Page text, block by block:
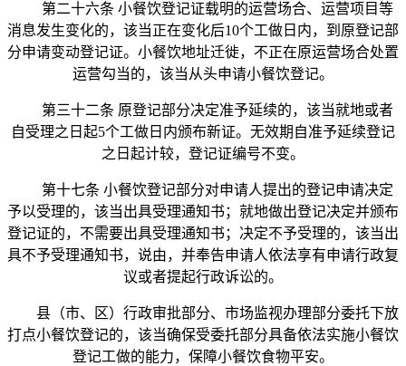
第二十六条 小餐饮登记证载明的运营场合、运营项目等
消息发生变化的，该当正在变化后10个工做日内，到原登记部
分申请变动登记证。小餐饮地址迁徙，不正在原运营场合处置
运营勾当的，该当从头申请小餐饮登记。
第三十二条 原登记部分决定准予延续的，该当就地或者
自受理之日起5个工做日内颁布新证。无效期自准予延续登记
之日起计较，登记证编号不变。
第十七条 小餐饮登记部分对申请人提出的登记申请决定
予以受理的，该当出具受理通知书；就地做出登记决定并颁布
登记证的，不需要出具受理通知书；决定不予受理的，该当出
具不予受理通知书，说由，并奉告申请人依法享有申请行政复
议或者提起行政诉讼的。
县（市、区）行政审批部分、市场监视办理部分委托下放
打点小餐饮登记的，该当确保受委托部分具备依法实施小餐饮
登记工做的能力，保障小餐饮食物平安。